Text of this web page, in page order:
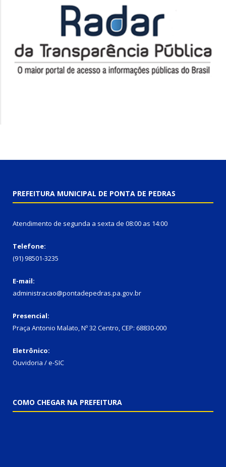
PREFEITURA MUNICIPAL DE PONTA DE PEDRAS
Atendimento de segunda a sexta de 08:00 as 14:00
Telefone:
(91) 98501-3235
E-mail:
administracao@pontadepedras.pa.gov.br
Presencial:
Praça Antonio Malato, Nº 32 Centro, CEP: 68830-000
Eletrônico:
Ouvidoria / e-SIC
COMO CHEGAR NA PREFEITURA